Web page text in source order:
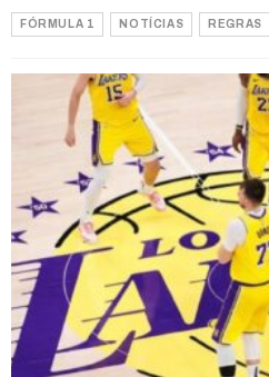
FÓRMULA 1 NOTÍCIAS REGRAS